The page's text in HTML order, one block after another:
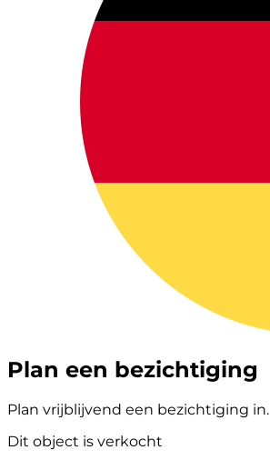
Plan een bezichtiging
Plan vrijblijvend een bezichtiging in.
Dit object is verkocht